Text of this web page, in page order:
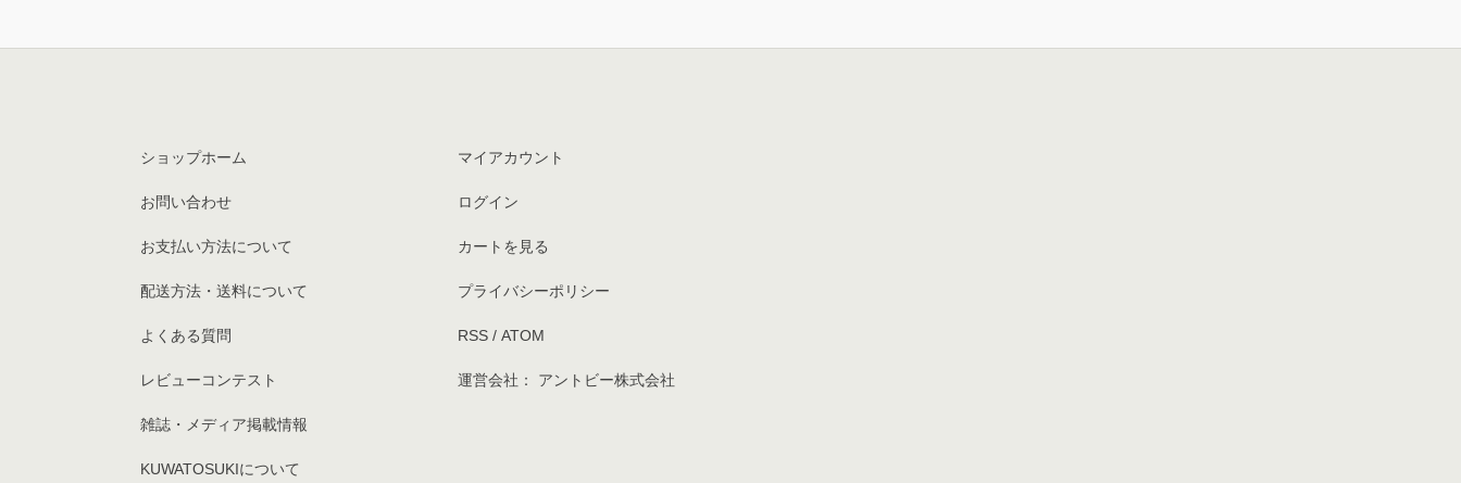
ショップホーム
お問い合わせ
お支払い方法について
配送方法・送料について
よくある質問
レビューコンテスト
雑誌・メディア掲載情報
KUWATOSUKIについて
マイアカウント
ログイン
カートを見る
プライバシーポリシー
RSS/ ATOM
運営会社： アントビー株式会社